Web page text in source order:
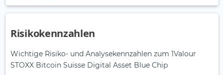
Risikokennzahlen
Wichtige Risiko- und Analysekennzahlen zum 1Valour
STOXX Bitcoin Suisse Digital Asset Blue Chip